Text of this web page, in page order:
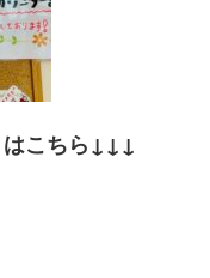
はこちら↓↓↓